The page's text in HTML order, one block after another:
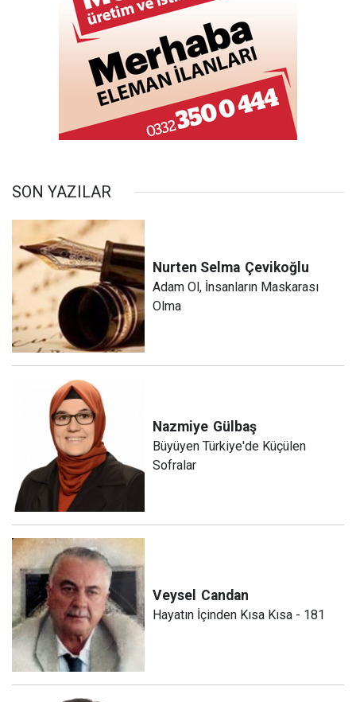
SON YAZILAR
Nurten Selma Çevikoğlu
Adam Ol, İnsanların Maskarası
Olma
Nazmiye Gülbaş
Büyüyen Türkiye'de Küçülen
Sofralar
Veysel Candan
Hayatın İçinden Kısa Kısa - 181